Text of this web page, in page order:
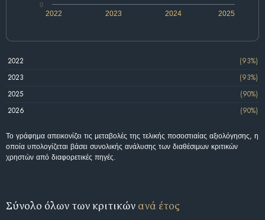
2022 2024
2023 2025
0
2022
(93%)
2023
(93%)
2025
(90%)
2026
(90%)
Το γράφημα απεικονίζει τις μεταβολές της τελικής ποσοστιαίας αξιολόγησης, η
οποία υπολογίζεται βάσει συνολικής ανάλυσης των διαθέσιμων κριτικών
χρηστών από διαφορετικές πηγές.
Σύνολο όλων των κριτικών ανά έτος